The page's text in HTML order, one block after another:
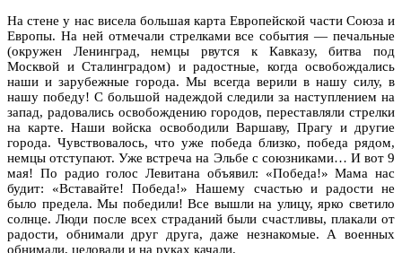
На стене у нас висела большая карта Европейской части Союза и
Европы. На ней отмечали стрелками все события — печальные
(окружен Ленинград, немцы рвутся к Кавказу, битва под
Москвой и Сталинградом) и радостные, когда освобождались
наши и зарубежные города. Мы всегда верили в нашу силу, в
нашу победу! С большой надеждой следили за наступлением на
запад, радовались освобождению городов, переставляли стрелки
на карте. Наши войска освободили Варшаву, Прагу и другие
города. Чувствовалось, что уже победа близко, победа рядом,
немцы отступают. Уже встреча на Эльбе с союзниками… И вот 9
мая! По радио голос Левитана объявил: «Победа!» Мама нас
будит: «Вставайте! Победа!» Нашему счастью и радости не
было предела. Мы победили! Все вышли на улицу, ярко светило
солнце. Люди после всех страданий были счастливы, плакали от
радости, обнимали друг друга, даже незнакомые. А военных
обнимали, целовали и на руках качали.